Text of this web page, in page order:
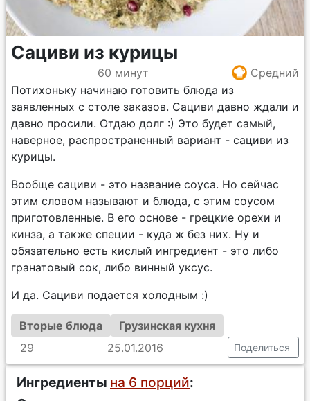
Сациви из курицы
60 минут
Средний
Потихоньку начинаю готовить блюда из
заявленных с столе заказов. Сациви давно ждали и
давно просили. Отдаю долг :) Это будет самый,
наверное, распространенный вариант - сациви из
курицы.
Вообще сациви - это название соуса. Но сейчас
этим словом называют и блюда, с этим соусом
приготовленные. В его основе - грецкие орехи и
кинза, а также специи - куда ж без них. Ну и
обязательно есть кислый ингредиент - это либо
гранатовый сок, либо винный уксус.
И да. Сациви подается холодным :)
Вторые блюда
Грузинская кухня
29
25.01.2016 Поделиться
Ингредиенты на 6 порций: